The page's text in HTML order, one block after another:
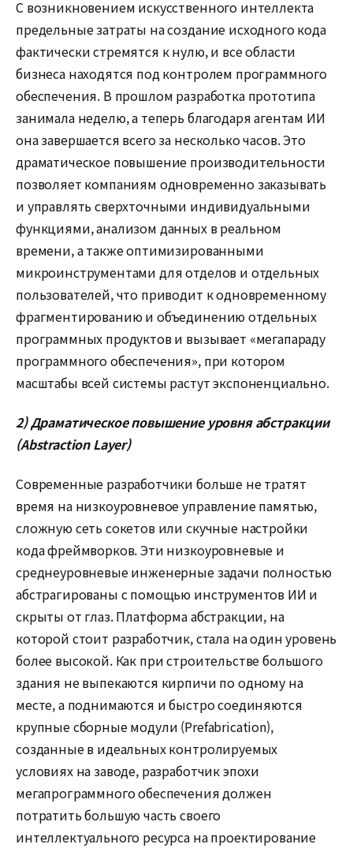
С возникновением искусственного интеллекта
предельные затраты на создание исходного кода
фактически стремятся к нулю, и все области
бизнеса находятся под контролем программного
обеспечения. В прошлом разработка прототипа
занимала неделю, а теперь благодаря агентам ИИ
она завершается всего за несколько часов. Это
драматическое повышение производительности
позволяет компаниям одновременно заказывать
и управлять сверхточными индивидуальными
функциями, анализом данных в реальном
времени, а также оптимизированными
микроинструментами для отделов и отдельных
пользователей, что приводит к одновременному
фрагментированию и объединению отдельных
программных продуктов и вызывает «мегапараду
программного обеспечения», при котором
масштабы всей системы растут экспоненциально.
2) Драматическое повышение уровня абстракции
(Abstraction Layer)
Современные разработчики больше не тратят
время на низкоуровневое управление памятью,
сложную сеть сокетов или скучные настройки
кода фреймворков. Эти низкоуровневые и
среднеуровневые инженерные задачи полностью
абстрагированы с помощью инструментов ИИ и
скрыты от глаз. Платформа абстракции, на
которой стоит разработчик, стала на один уровень
более высокой. Как при строительстве большого
здания не выпекаются кирпичи по одному на
месте, а поднимаются и быстро соединяются
крупные сборные модули (Prefabrication),
созданные в идеальных контролируемых
условиях на заводе, разработчик эпохи
мегапрограммного обеспечения должен
потратить большую часть своего
интеллектуального ресурса на проектирование